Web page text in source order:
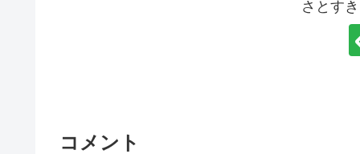
さとす
コメント